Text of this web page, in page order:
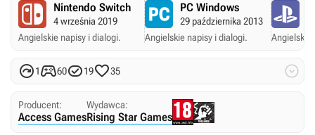
Nintendo Switch
4 września 2019
Angielskie napisy i dialogi.
PC Windows
29 października 2013
Angielskie napisy i dialogi.
Angielskie
1601935 
Producent:
Access Games
Wydawca:
Rising Star Games